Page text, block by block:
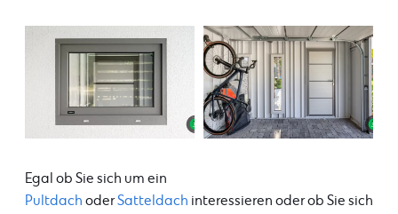
Egal ob Sie sich um ein
Pultdach oderSatteldach interessieren oder ob Sie sich